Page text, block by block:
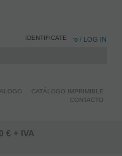
Registro / LOG IN
IDENTIFICATE
CATÁLOGO IMPRIMIBLE
CONTACTO
€ + IVA